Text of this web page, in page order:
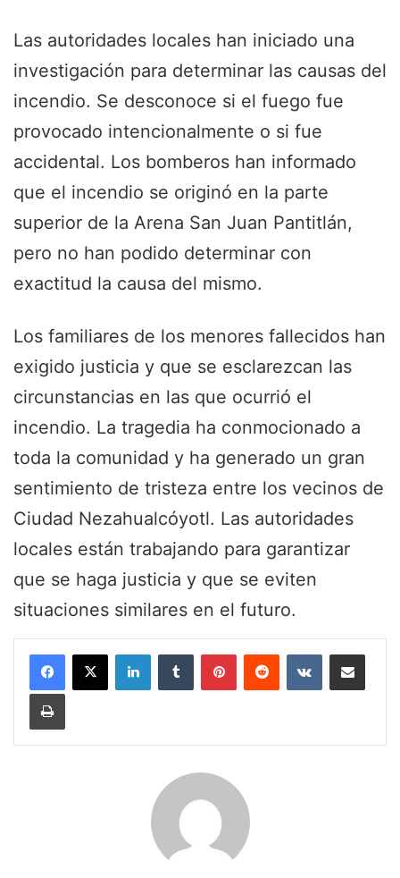
Las autoridades locales han iniciado una
investigación para determinar las causas del
incendio. Se desconoce si el fuego fue
provocado intencionalmente o si fue
accidental. Los bomberos han informado
que el incendio se originó en la parte
superior de la Arena San Juan Pantitlán,
pero no han podido determinar con
exactitud la causa del mismo.
Los familiares de los menores fallecidos han
exigido justicia y que se esclarezcan las
circunstancias en las que ocurrió el
incendio. La tragedia ha conmocionado a
toda la comunidad y ha generado un gran
sentimiento de tristeza entre los vecinos de
Ciudad Nezahualcóyotl. Las autoridades
locales están trabajando para garantizar
que se haga justicia y que se eviten
situaciones similares en el futuro.